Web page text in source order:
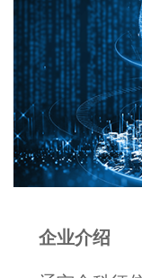
企业介绍